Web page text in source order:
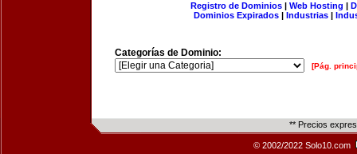
Registro de Dominios| Web Hosting |
Dominios Expirados | Industrias |
Categorías de Dominio:
[Pág.
** Precios
© 2002/2022 Solo10.com